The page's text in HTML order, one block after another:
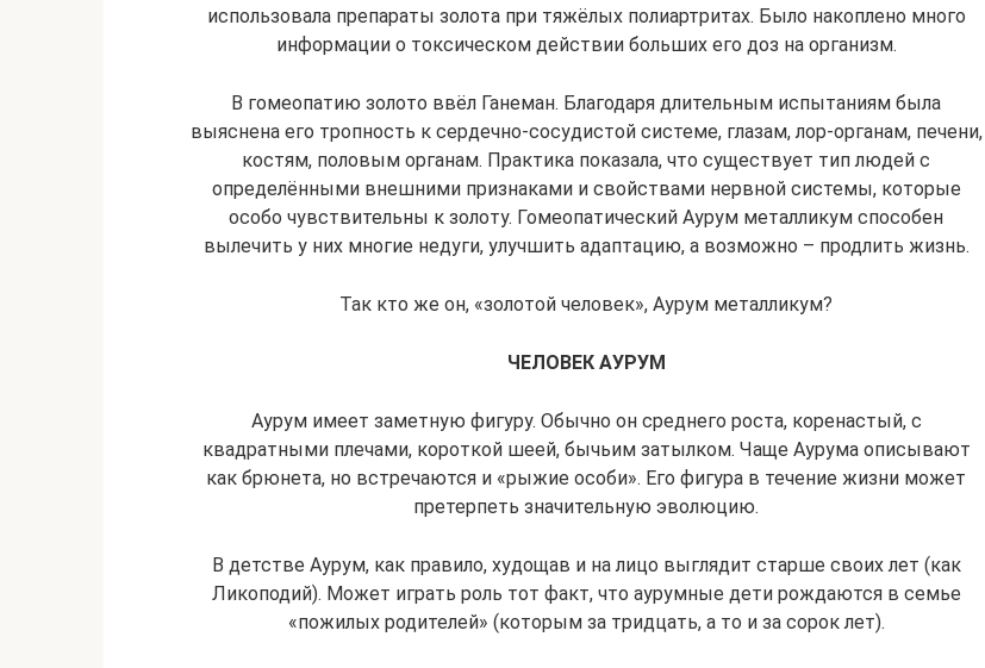
использовала препараты золота при тяжёлых полиартритах. Было накоплено много
информации о токсическом действии больших его доз на организм.
В гомеопатию золото ввёл Ганеман. Благодаря длительным испытаниям была
выяснена его тропность к сердечно-сосудистой системе, глазам, лор-органам, печени,
костям, половым органам. Практика показала, что существует тип людей с
определёнными внешними признаками и свойствами нервной системы, которые
особо чувствительны к золоту. Гомеопатический Аурум металликум способен
вылечить у них многие недуги, улучшить адаптацию, а возможно – продлить жизнь.
Так кто же он, «золотой человек», Аурум металликум?
ЧЕЛОВЕК АУРУМ
Аурум имеет заметную фигуру. Обычно он среднего роста, коренастый, с
квадратными плечами, короткой шеей, бычьим затылком. Чаще Аурума описывают
как брюнета, но встречаются и «рыжие особи». Его фигура в течение жизни может
претерпеть значительную эволюцию.
В детстве Аурум, как правило, худощав и на лицо выглядит старше своих лет (как
Ликоподий). Может играть роль тот факт, что аурумные дети рождаются в семье
«пожилых родителей» (которым за тридцать, а то и за сорок лет).